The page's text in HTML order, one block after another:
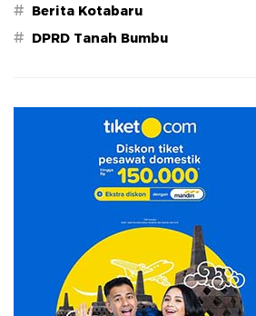
# Berita Kotabaru
# DPRD Tanah Bumbu